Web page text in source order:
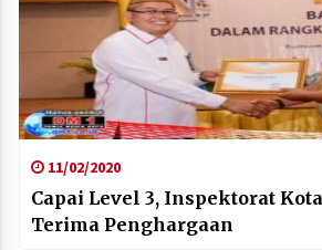
11/02/2020
Capai Level 3, Inspektorat
Terima Penghargaan